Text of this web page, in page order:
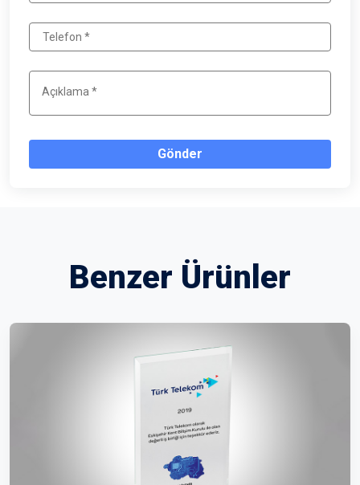
Gönder
Benzer Ürünler